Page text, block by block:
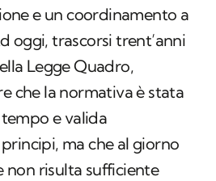
e un coordinamento a
oggi, trascorsi trent’anni
Legge Quadro,
che la normativa è stata
e valida
ma che al giorno
non risulta sufficiente